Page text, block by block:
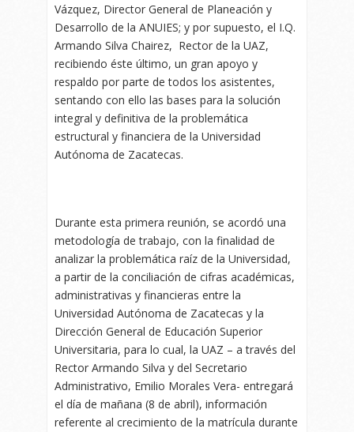
Vázquez, Director General de Planeación y
Desarrollo de la ANUIES; y por supuesto, el I.Q.
Armando Silva Chairez, Rector de la UAZ,
recibiendo éste último, un gran apoyo y
respaldo por parte de todos los asistentes,
sentando con ello las bases para la solución
integral y definitiva de la problemática
estructural y financiera de la Universidad
Autónoma de Zacatecas.
Durante esta primera reunión, se acordó una
metodología de trabajo, con la finalidad de
analizar la problemática raíz de la Universidad,
a partir de la conciliación de cifras académicas,
administrativas y financieras entre la
Universidad Autónoma de Zacatecas y la
Dirección General de Educación Superior
Universitaria, para lo cual, la UAZ – a través del
Rector Armando Silva y del Secretario
Administrativo, Emilio Morales Vera- entregará
el día de mañana (8 de abril), información
referente al crecimiento de la matrícula durante